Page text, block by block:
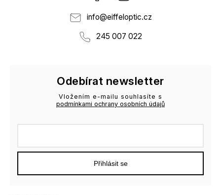
info@eiffeloptic.cz
245 007 022
Odebírat newsletter
Vložením e-mailu souhlasíte s
podmínkami ochrany osobních údajů
Přihlásit se